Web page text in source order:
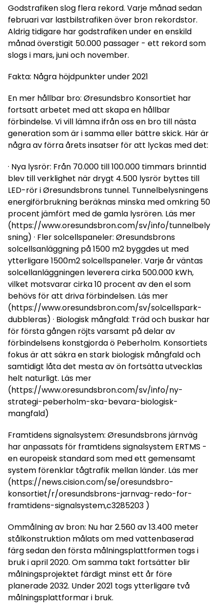
Godstrafiken slog flera rekord. Varje månad sedan
februari var lastbilstrafiken över bron rekordstor.
Aldrig tidigare har godstrafiken under en enskild
månad överstigit 50.000 passager - ett rekord som
slogs i mars, juni och november.
Fakta: Några höjdpunkter under 2021
En mer hållbar bro: Øresundsbro Konsortiet har
fortsatt arbetet med att skapa en hållbar
förbindelse. Vi vill lämna ifrån oss en bro till nästa
generation som är i samma eller bättre skick. Här är
några av förra årets insatser för att lyckas med det:
· Nya lysrör: Från 70.000 till 100.000 timmars brinntid
blev till verklighet när drygt 4.500 lysrör byttes till
LED-rör i Øresundsbrons tunnel. Tunnelbelysningens
energiförbrukning beräknas minska med omkring 50
procent jämfört med de gamla lysrören. Läs mer
(https://www.oresundsbron.com/sv/info/tunnelbely
sning) · Fler solcellspaneler: Øresundsbrons
solcellsanläggning på 1500 m2 byggdes ut med
ytterligare 1500m2 solcellspaneler. Varje år väntas
solcellanläggningen leverera cirka 500.000 kWh,
vilket motsvarar cirka 10 procent av den el som
behövs för att driva förbindelsen. Läs mer
(https://www.oresundsbron.com/sv/solcellspark-
dubbleras) · Biologisk mångfald: Träd och buskar har
för första gången röjts varsamt på delar av
förbindelsens konstgjorda ö Peberholm. Konsortiets
fokus är att säkra en stark biologisk mångfald och
samtidigt låta det mesta av ön fortsätta utvecklas
helt naturligt. Läs mer
(https://www.oresundsbron.com/sv/info/ny-
strategi-peberholm-ska-bevara-biologisk-
mangfald)
Framtidens signalsystem: Øresundsbrons järnväg
har anpassats för framtidens signalsystem ERTMS -
en europeisk standard som med ett gemensamt
system förenklar tågtrafik mellan länder. Läs mer
(https://news.cision.com/se/oresundsbro-
konsortiet/r/oresundsbrons-jarnvag-redo-for-
framtidens-signalsystem,c3285203 )
Ommålning av bron: Nu har 2.560 av 13.400 meter
stålkonstruktion målats om med vattenbaserad
färg sedan den första målningsplattformen togs i
bruk i april 2020. Om samma takt fortsätter blir
målningsprojektet färdigt minst ett år före
planerade 2032. Under 2021 togs ytterligare två
målningsplattformar i bruk.